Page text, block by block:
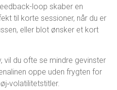
loop skaber en
til korte sessioner, når du er
eller blot ønsker et kort
vil du ofte se mindre gevinster
oppe uden frygten for